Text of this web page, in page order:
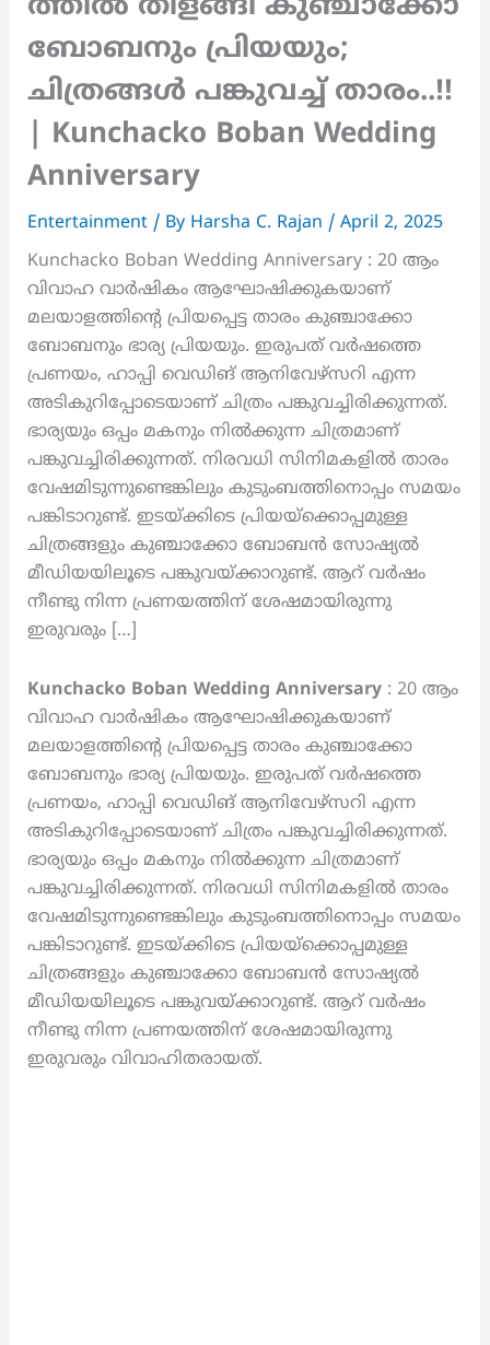
ത്തിൽ തിളങ്ങി കുഞ്ചാക്കോ
ബോബനും പ്രിയയും;
ചിത്രങ്ങൾ പങ്കുവച്ച് താരം..!!
| Kunchacko Boban Wedding
Anniversary
Entertainment/ By Harsha C. Rajan / April 2, 2025
Kunchacko Boban Wedding Anniversary : 20 ആം
വിവാഹ വാർഷികം ആഘോഷിക്കുകയാണ്
മലയാളത്തിന്റെ പ്രിയപ്പെട്ട താരം കുഞ്ചാക്കോ
ബോബനും ഭാര്യ പ്രിയയും. ഇരുപത് വർഷത്തെ
പ്രണയം, ഹാപ്പി വെഡിങ് ആനിവേഴ്സറി എന്ന
അടികുറിപ്പോടെയാണ് ചിത്രം പങ്കുവച്ചിരിക്കുന്നത്.
ഭാര്യയും ഒപ്പം മകനും നിൽക്കുന്ന ചിത്രമാണ്
പങ്കുവച്ചിരിക്കുന്നത്. നിരവധി സിനിമകളിൽ താരം
വേഷമിടുന്നുണ്ടെങ്കിലും കുടുംബത്തിനൊപ്പം സമയം
പങ്കിടാറുണ്ട്. ഇടയ്ക്കിടെ പ്രിയയ്ക്കൊപ്പമുള്ള
ചിത്രങ്ങളും കുഞ്ചാക്കോ ബോബൻ സോഷ്യൽ
മീഡിയയിലൂടെ പങ്കുവയ്ക്കാറുണ്ട്. ആറ് വർഷം
നീണ്ടു നിന്ന പ്രണയത്തിന് ശേഷമായിരുന്നു
ഇരുവരും […]
Kunchacko Boban Wedding Anniversary: 20 ആം
വിവാഹ വാർഷികം ആഘോഷിക്കുകയാണ്
മലയാളത്തിന്റെ പ്രിയപ്പെട്ട താരം കുഞ്ചാക്കോ
ബോബനും ഭാര്യ പ്രിയയും. ഇരുപത് വർഷത്തെ
പ്രണയം, ഹാപ്പി വെഡിങ് ആനിവേഴ്സറി എന്ന
അടികുറിപ്പോടെയാണ് ചിത്രം പങ്കുവച്ചിരിക്കുന്നത്.
ഭാര്യയും ഒപ്പം മകനും നിൽക്കുന്ന ചിത്രമാണ്
പങ്കുവച്ചിരിക്കുന്നത്. നിരവധി സിനിമകളിൽ താരം
വേഷമിടുന്നുണ്ടെങ്കിലും കുടുംബത്തിനൊപ്പം സമയം
പങ്കിടാറുണ്ട്. ഇടയ്ക്കിടെ പ്രിയയ്ക്കൊപ്പമുള്ള
ചിത്രങ്ങളും കുഞ്ചാക്കോ ബോബൻ സോഷ്യൽ
മീഡിയയിലൂടെ പങ്കുവയ്ക്കാറുണ്ട്. ആറ് വർഷം
നീണ്ടു നിന്ന പ്രണയത്തിന് ശേഷമായിരുന്നു
ഇരുവരും വിവാഹിതരായത്.